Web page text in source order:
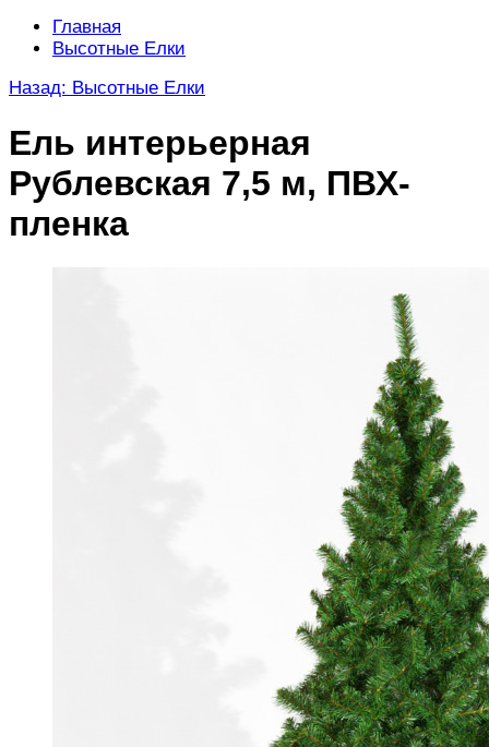
Главная
Высотные Елки
Назад: Высотные Елки
Ель интерьерная
Рублевская 7,5 м, ПВХ-
пленка